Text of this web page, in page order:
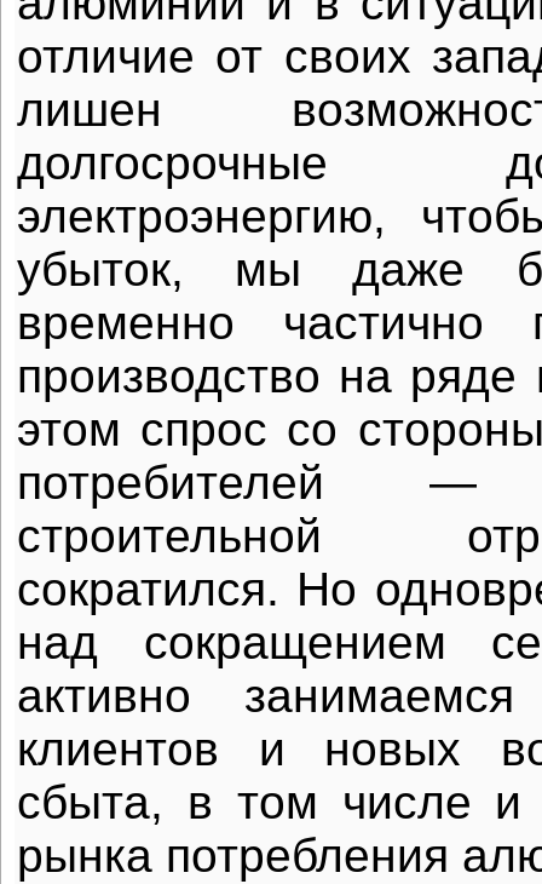
отличие от своих
лишен
долгосрочные
электроэнергию,
убыток, мы даже
временно частично
производство на
этом спрос со
потребителей —
строительной
сократился. Но
над сокращением
активно
клиентов и новых
сбыта, в том числе и
рынка потребления